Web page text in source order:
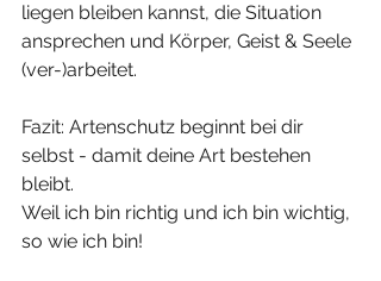
liegen bleiben kannst, die Situation
ansprechen und Körper, Geist & Seele
(ver-)arbeitet.
Fazit: Artenschutz beginnt bei dir
selbst - damit deine Art bestehen
bleibt.
Weil ich bin richtig und ich bin wichtig,
so wie ich bin!